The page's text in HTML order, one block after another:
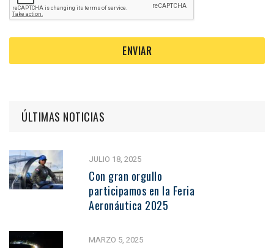
ÚLTIMAS NOTICIAS
JULIO 18, 2025
Con gran orgullo
participamos en la Feria
Aeronáutica 2025
MARZO 5, 2025